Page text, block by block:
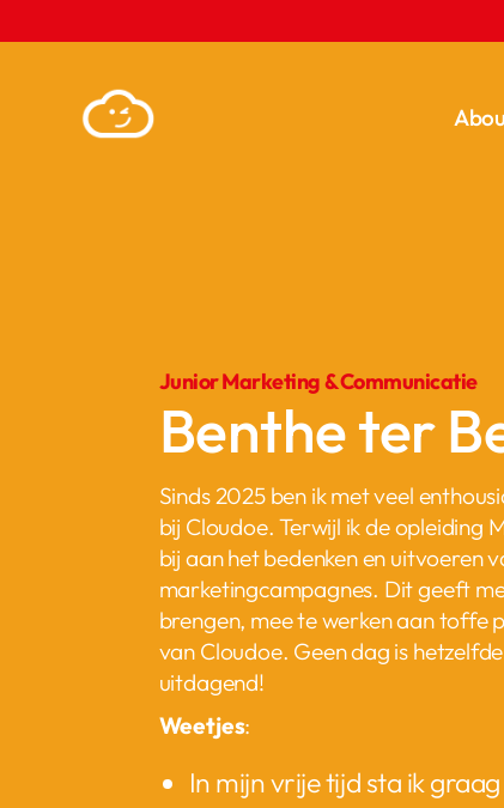
Junior Marketing & Communicatie
Benthe ter
Sinds 2025 ben ik met veel
bij Cloudoe. Terwijl ik de opleiding
bij aan het bedenken en uitvoeren
marketingcampagnes. Dit geeft
brengen, mee te werken aan toffe
van Cloudoe. Geen dag is
uitdagend!
Weetjes:
In mijn vrije tijd sta ik